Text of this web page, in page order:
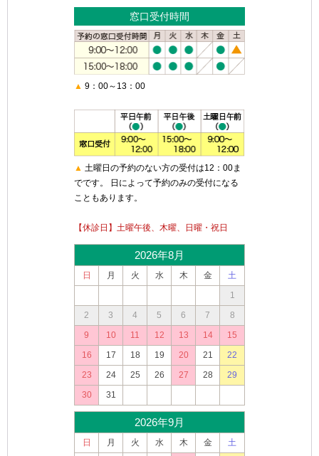
窓口受付時間
▲ 9：00～13：00
▲ 土曜日の予約のない方の受付は12：00ま
でです。 日によって予約のみの受付になる
こともあります。
【休診日】土曜午後、木曜、日曜・祝日
2026年8月
日 月 火 水 木 金
土
1
2
3 4 5 6 7
8
9
10 11 12 13 14
15
16
17 18 19 20 21
22
23
24 25 26 27 28
29
30
31
2026年9月
日 月 火 水 木 金
土